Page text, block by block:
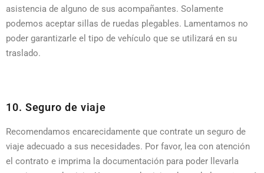
asistencia de alguno de sus acompañantes. Solamente
podemos aceptar sillas de ruedas plegables. Lamentamos no
poder garantizarle el tipo de vehículo que se utilizará en su
traslado.
10. Seguro de viaje
Recomendamos encarecidamente que contrate un seguro de
viaje adecuado a sus necesidades. Por favor, lea con atención
el contrato e imprima la documentación para poder llevarla